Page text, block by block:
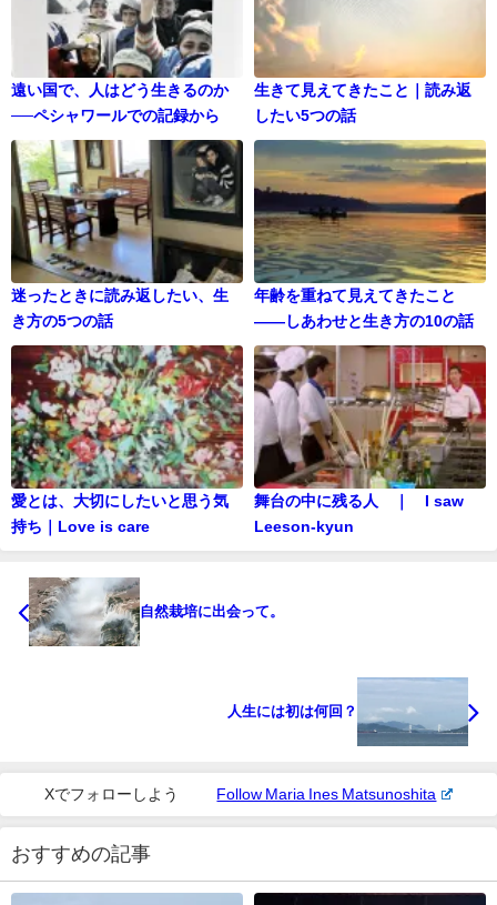
遠い国で、人はどう生きるのか
──ペシャワールでの記録から
生きて見えてきたこと｜読み返
したい5つの話
迷ったときに読み返したい、生
き方の5つの話
年齢を重ねて見えてきたこと
——しあわせと生き方の10の話
愛とは、大切にしたいと思う気
持ち｜Love is care
舞台の中に残る人 ｜ I saw
Leeson-kyun
自然栽培に出会って。
人生には初は何回？
Xでフォローしよう Follow Maria Ines Matsunoshita
おすすめの記事